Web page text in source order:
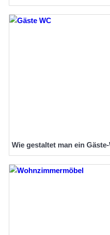
Wie gestaltet man ein